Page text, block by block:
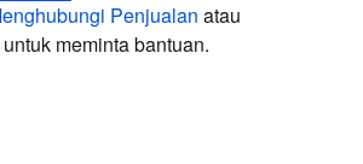
Penjualan atau
untuk meminta bantuan.